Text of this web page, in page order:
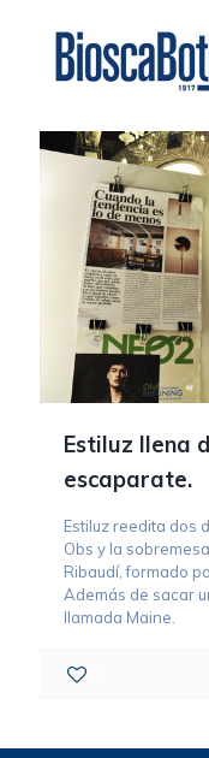
Estiluz llena
escaparate.
Estiluz reedita dos
Obs y la
Ribaudí, formado
Además de sacar
llamada Maine.